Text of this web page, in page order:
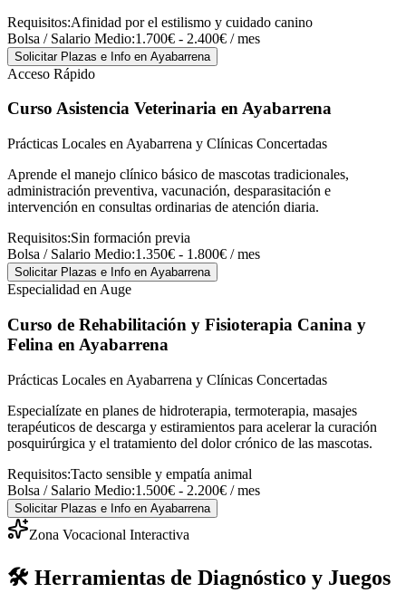
Requisitos:Afinidad por el estilismo y cuidado canino
Bolsa / Salario Medio:1.700€ - 2.400€ / mes
Solicitar Plazas e Info en Ayabarrena
Acceso Rápido
Curso Asistencia Veterinaria en Ayabarrena
Prácticas Locales en Ayabarrena y Clínicas Concertadas
Aprende el manejo clínico básico de mascotas tradicionales,
administración preventiva, vacunación, desparasitación e
intervención en consultas ordinarias de atención diaria.
Requisitos:Sin formación previa
Bolsa / Salario Medio:1.350€ - 1.800€ / mes
Solicitar Plazas e Info en Ayabarrena
Especialidad en Auge
Curso de Rehabilitación y Fisioterapia Canina y
Felina en Ayabarrena
Prácticas Locales en Ayabarrena y Clínicas Concertadas
Especialízate en planes de hidroterapia, termoterapia, masajes
terapéuticos de descarga y estiramientos para acelerar la curación
posquirúrgica y el tratamiento del dolor crónico de las mascotas.
Requisitos:Tacto sensible y empatía animal
Bolsa / Salario Medio:1.500€ - 2.200€ / mes
Solicitar Plazas e Info en Ayabarrena
Zona Vocacional Interactiva
🛠️ Herramientas de Diagnóstico y Juegos